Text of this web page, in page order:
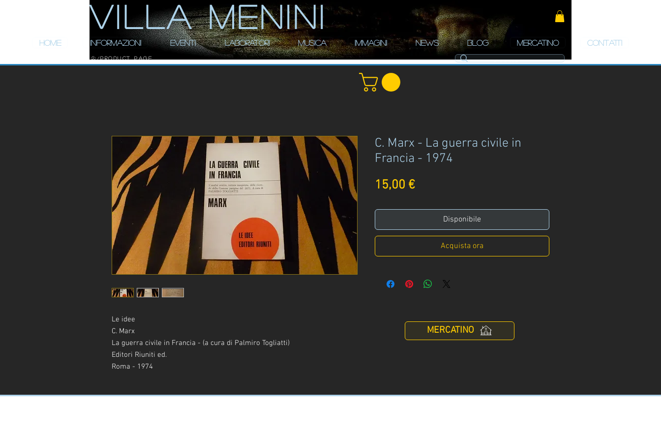
ViLLA MENINI
HOME INFORMAZIONI EVENTI LABORATORI MUSICA IMMAGINI NEWS BLOG MERCATINO CONTATTI
/ Product Page
Le idee
C. Marx
La guerra civile in Francia - (a cura di Palmiro Togliatti)
Editori Riuniti ed.
Roma - 1974
C. Marx - La guerra civile in
Francia - 1974
15,00 €Prezzo
Disponibile
Acquista ora
MERCATINO